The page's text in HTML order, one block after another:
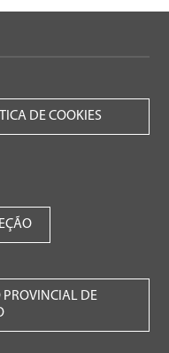
DE COOKIES
PROVINCIAL DE